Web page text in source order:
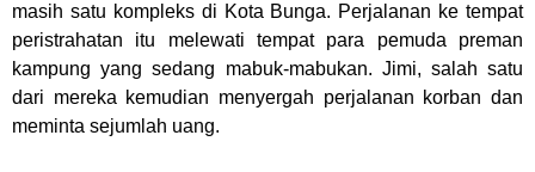
masih satu kompleks di Kota Bunga. Perjalanan ke tempat
peristrahatan itu melewati tempat para pemuda preman
kampung yang sedang mabuk-mabukan. Jimi, salah satu
dari mereka kemudian menyergah perjalanan korban dan
meminta sejumlah uang.